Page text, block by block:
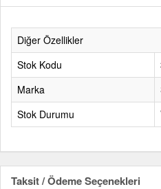
Diğer Özellikler
Stok Kodu
Marka
Stok Durumu
Taksit / Ödeme Seçenekleri